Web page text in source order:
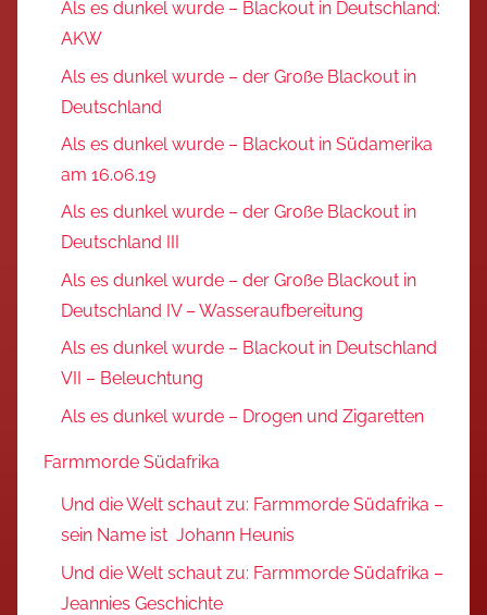
Als es dunkel wurde – Blackout in Deutschland:
AKW
Als es dunkel wurde – der Große Blackout in
Deutschland
Als es dunkel wurde – Blackout in Südamerika
am 16.06.19
Als es dunkel wurde – der Große Blackout in
Deutschland III
Als es dunkel wurde – der Große Blackout in
Deutschland IV – Wasseraufbereitung
Als es dunkel wurde – Blackout in Deutschland
VII – Beleuchtung
Als es dunkel wurde – Drogen und Zigaretten
Farmmorde Südafrika
Und die Welt schaut zu: Farmmorde Südafrika –
sein Name ist Johann Heunis
Und die Welt schaut zu: Farmmorde Südafrika –
Jeannies Geschichte